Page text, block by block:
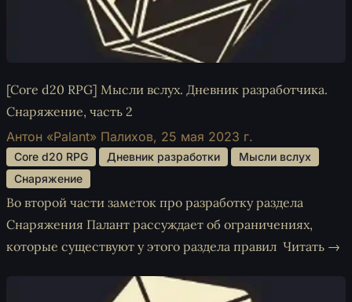
[Core d20 RPG] Мысли вслух. Дневник разработчика.
Снаряжение, часть 2
Антон «Palant» Палихов, 25 мая 2023 г.
Core d20 RPG Дневник разработки
Мысли вслух
Снаряжение
Во второй части заметок про разработку раздела
Снаряжения Палант рассуждает об ограничениях,
которые существуют у этого раздела правил Читать →